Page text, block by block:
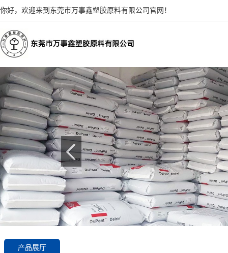
你好，欢迎来到东莞市万事鑫塑胶原料有限公司官网！
产品展厅